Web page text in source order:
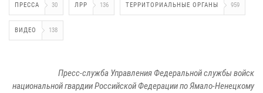
ПРЕССА 30 ЛРР 136 ТЕРРИТОРИАЛЬНЫЕ ОРГАНЫ 959
ВИДЕО 138
Пресс-служба Управления Федеральной службы войск
национальной гвардии Российской Федерации по Ямало-Ненецкому